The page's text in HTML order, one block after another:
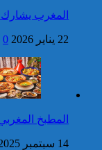
عيد العرش: جلالة
يتوصل ببرقية تهنئة
جمهورية ليتوانيا
فتح بحث للتحقق من
الإجرامية المنسوبة
شخصا للاشتباه في
الامتناع عن القيام
وظيفتهم بغرض
واستغلال النفوذ
المغرب يشارك في
22 يناير 2026 0
المطبخ
14 سبتمبر 2025